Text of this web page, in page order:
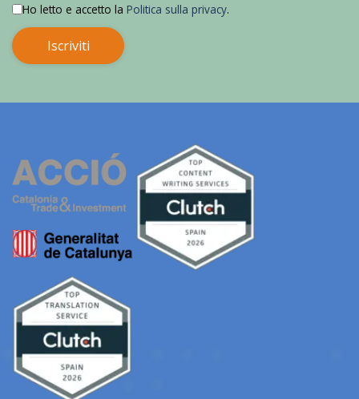
Ho letto e accetto la Politica sulla privacy.
Iscriviti